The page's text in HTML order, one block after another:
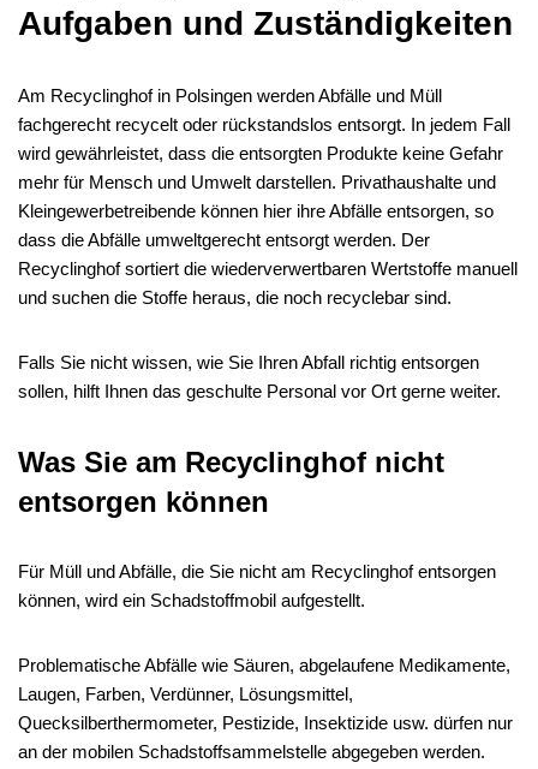
Aufgaben und Zuständigkeiten
Am Recyclinghof in Polsingen werden Abfälle und Müll
fachgerecht recycelt oder rückstandslos entsorgt. In jedem Fall
wird gewährleistet, dass die entsorgten Produkte keine Gefahr
mehr für Mensch und Umwelt darstellen. Privathaushalte und
Kleingewerbetreibende können hier ihre Abfälle entsorgen, so
dass die Abfälle umweltgerecht entsorgt werden. Der
Recyclinghof sortiert die wiederverwertbaren Wertstoffe manuell
und suchen die Stoffe heraus, die noch recyclebar sind.
Falls Sie nicht wissen, wie Sie Ihren Abfall richtig entsorgen
sollen, hilft Ihnen das geschulte Personal vor Ort gerne weiter.
Was Sie am Recyclinghof nicht
entsorgen können
Für Müll und Abfälle, die Sie nicht am Recyclinghof entsorgen
können, wird ein Schadstoffmobil aufgestellt.
Problematische Abfälle wie Säuren, abgelaufene Medikamente,
Laugen, Farben, Verdünner, Lösungsmittel,
Quecksilberthermometer, Pestizide, Insektizide usw. dürfen nur
an der mobilen Schadstoffsammelstelle abgegeben werden.